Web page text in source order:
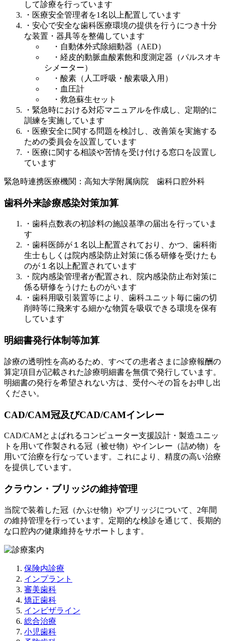
して診療を行っています
・医療安全管理者を1名以上配置しています
・安心で安全な歯科医療環境の提供を行うにつき十分
な装置・器具等を整備しています
・自動体外式除細動器（AED）
・経皮的動脈血酸素飽和度測定器（パルスオキ
シメーター）
・酸素（人工呼吸・酸素吸入用）
・血圧計
・救急蘇生セット
・緊急時における対応マニュアルを作成し、定期的に
訓練を実施しています
・医療安全に関する問題を検討し、改善策を実施する
ための委員会を設置しています
・医療に関する相談や苦情を受け付ける窓口を設置し
ています
緊急時連携医療機関：高知大学附属病院 歯科口腔外科
歯科外来診療感染対策加算
・歯科点数表の初診料の施設基準の届出を行っていま
す
・歯科医師が１名以上配置されており、かつ、歯科衛
生士もしくは院内感染防止対策に係る研修を受けたも
のが１名以上配置されています
・院内感染管理者が配置され、院内感染防止布対策に
係る研修をうけたものがいます
・歯科用吸引装置等により、歯科ユニット毎に歯の切
削時等に飛来する細かな物質を吸収できる環境を保有
しています
明細書発行体制等加算
診療の透明性を高めるため、すべての患者さまに診療報酬の
算定項目が記載された診療明細書を無償で発行しています。
明細書の発行を希望されない方は、受付へその旨をお申し出
ください。
CAD/CAM冠及びCAD/CAMインレー
CAD/CAMとよばれるコンピューター支援設計・製造ユニッ
トを用いて作製される冠（被せ物）やインレー（詰め物）を
用いて治療を行なっています。これにより、精度の高い治療
を提供しています。
クラウン・ブリッジの維持管理
当院で装着した冠（かぶせ物）やブリッジについて、2年間
の維持管理を行っています。定期的な検診を通じて、長期的
な口腔内の健康維持をサポートします。
保険内診療
インプラント
審美歯科
矯正歯科
インビザライン
総合治療
小児歯科